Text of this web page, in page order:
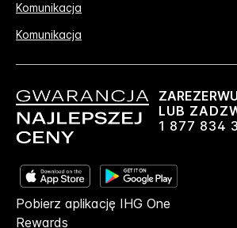
Komunikacja
Komunikacja
LUB
1 877 834
Pobierz aplikację IHG One
Rewards